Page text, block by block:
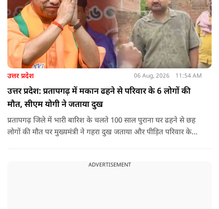
उत्तर प्रदेश 06 Aug, 2026 11:54 AM
उत्तर प्रदेश: प्रतापगढ़ में मकान ढहने से परिवार के 6 लोगों की
मौत, सीएम योगी ने जताया दुख
प्रतापगढ़ जिले में भारी बारिश के चलते 100 साल पुराना घर ढहने से छह
लोगों की मौत पर मुख्यमंत्री ने गहरा दुख जताया और पीड़ित परिवार के
ADVERTISEMENT